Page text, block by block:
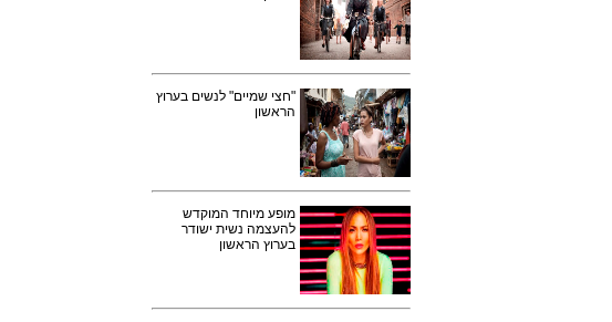
"חצי שמיים" לנשים בערוץ
הראשון
מופע מיוחד המוקדש
להעצמה נשית ישודר
בערוץ הראשון